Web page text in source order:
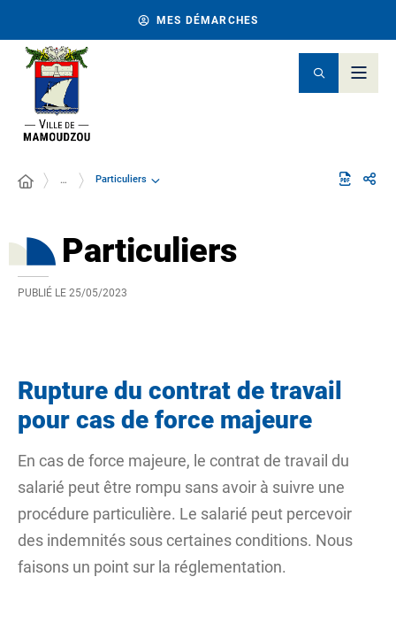
MES DÉMARCHES
… Particuliers
Particuliers
PUBLIÉ LE 25/05/2023
Rupture du contrat de travail
pour cas de force majeure
En cas de force majeure, le contrat de travail du
salarié peut être rompu sans avoir à suivre une
procédure particulière. Le salarié peut percevoir
des indemnités sous certaines conditions. Nous
faisons un point sur la réglementation.